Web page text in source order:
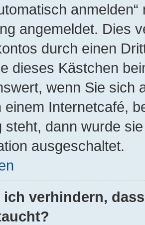
angemeldet. Dies
durch einen
dieses Kästchen
wenn Sie sich
einem Internetcafé,
steht, dann wurde
ausgeschaltet.
ich verhindern,